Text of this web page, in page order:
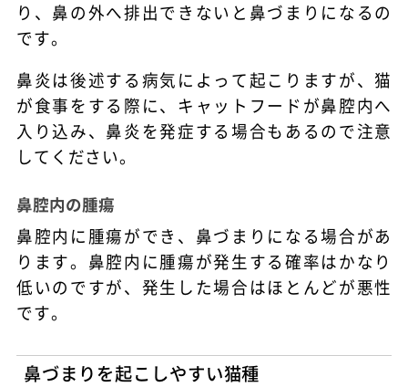
り、鼻の外へ排出できないと鼻づまりになるの
です。
鼻炎は後述する病気によって起こりますが、猫
が食事をする際に、キャットフードが鼻腔内へ
入り込み、鼻炎を発症する場合もあるので注意
してください。
鼻腔内の腫瘍
鼻腔内に腫瘍ができ、鼻づまりになる場合があ
ります。鼻腔内に腫瘍が発生する確率はかなり
低いのですが、発生した場合はほとんどが悪性
です。
鼻づまりを起こしやすい猫種